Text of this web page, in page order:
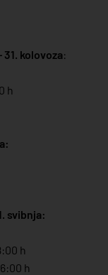
kolovoza:
h
svibnja:
h
h